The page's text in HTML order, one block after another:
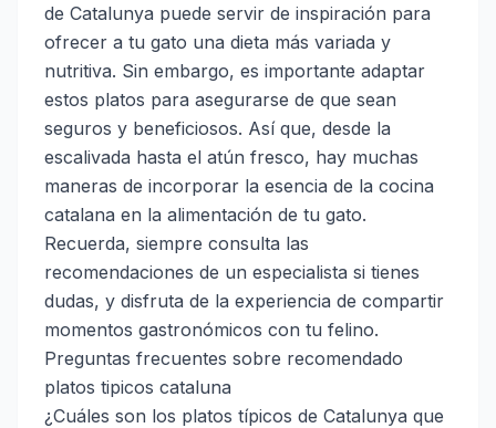
de Catalunya puede servir de inspiración para
ofrecer a tu gato una dieta más variada y
nutritiva. Sin embargo, es importante adaptar
estos platos para asegurarse de que sean
seguros y beneficiosos. Así que, desde la
escalivada hasta el atún fresco, hay muchas
maneras de incorporar la esencia de la cocina
catalana en la alimentación de tu gato.
Recuerda, siempre consulta las
recomendaciones de un especialista si tienes
dudas, y disfruta de la experiencia de compartir
momentos gastronómicos con tu felino.
Preguntas frecuentes sobre recomendado
platos tipicos cataluna
¿Cuáles son los platos típicos de Catalunya que